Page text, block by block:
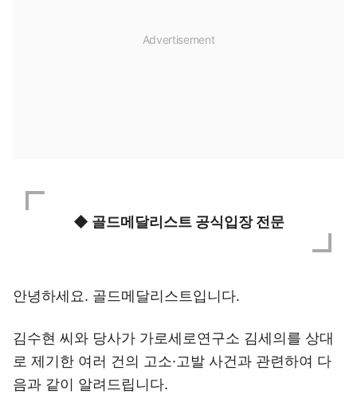
◆ 골드메달리스트 공식입장 전문
안녕하세요. 골드메달리스트입니다.
김수현 씨와 당사가 가로세로연구소 김세의를 상대
로 제기한 여러 건의 고소·고발 사건과 관련하여 다
음과 같이 알려드립니다.